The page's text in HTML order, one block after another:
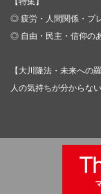
◎ 疲労・人間関係・プ
◎ 自由・民主・信仰の
【大川隆法・未来への
人の気持ちが分からな